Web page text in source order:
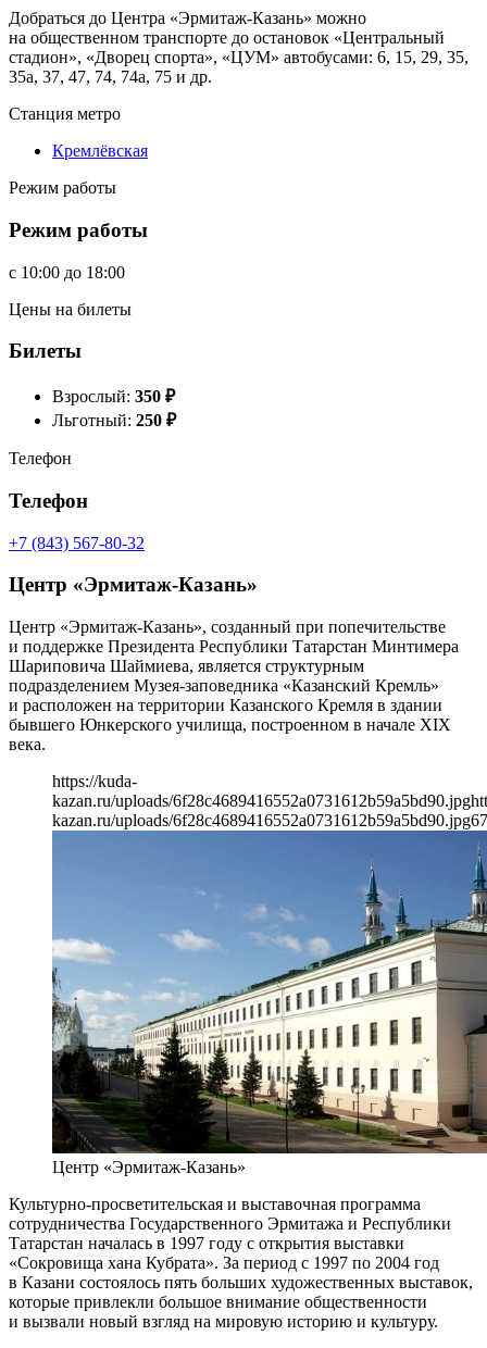
Добраться до Центра «Эрмитаж-Казань» можно
на общественном транспорте до остановок «Центральный
стадион», «Дворец спорта», «ЦУМ» автобусами: 6, 15, 29, 35,
35а, 37, 47, 74, 74а, 75 и др.
Станция метро
Кремлёвская
Режим работы
Режим работы
c 10:00 до 18:00
Цены на билеты
Билеты
Взрослый: 350 ₽
Льготный: 250 ₽
Телефон
Телефон
+7 (843) 567-80-32
Центр «Эрмитаж-Казань»
Центр «Эрмитаж-Казань», созданный при попечительстве
и поддержке Президента Республики Татарстан Минтимера
Шариповича Шаймиева, является структурным
подразделением Музея-заповедника «Казанский Кремль»
и расположен на территории Казанского Кремля в здании
бывшего Юнкерского училища, построенном в начале XIX
века.
https://kuda-
kazan.ru/uploads/6f28c4689416552a0731612b59a5bd90.jpg
kazan.ru/uploads/6f28c4689416552a0731612b59a5bd90.jpg
Центр «Эрмитаж-Казань»
Культурно-просветительская и выставочная программа
сотрудничества Государственного Эрмитажа и Республики
Татарстан началась в 1997 году с открытия выставки
«Сокровища хана Кубрата». За период с 1997 по 2004 год
в Казани состоялось пять больших художественных выставок,
которые привлекли большое внимание общественности
и вызвали новый взгляд на мировую историю и культуру.